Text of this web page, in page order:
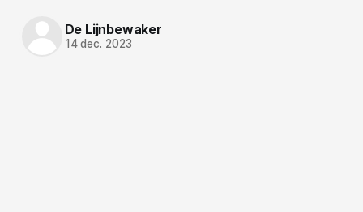
De Lijnbewaker
14 dec. 2023